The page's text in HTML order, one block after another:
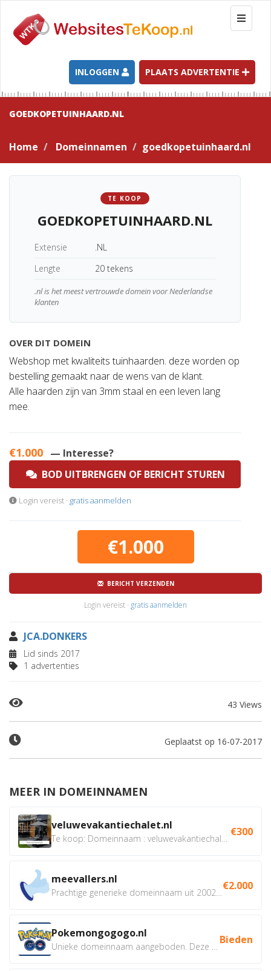
T
o
g
l
e
n
g
a
t
INLOGGEN PLAATS ADVERTENTIE
GOEDKOPETUINHAARD.NL
Home Domeinnamen goedkopetuinhaard.nl
TE KOOP
GOEDKOPETUINHAARD.NL
Extensie
.NL
Lengte
20 tekens
.nl is het meest vertrouwde domein voor Nederlandse
klanten
OVER DIT DOMEIN
Webshop met kwaliteits tuinhaarden. deze worden op
bestelling gemaakt naar de wens van de klant.
Alle haarden zijn van 3mm staal en een leven lang
mee.
€1.000 — Interesse?
BOD UITBRENGEN OF BERICHT STUREN
Login vereist · gratis aanmelden
€1.000
BERICHT VERZENDEN
Login vereist · gratis aanmelden
JCA.DONKERS
Lid sinds 2017
1 advertenties
43 Views
Geplaatst op 16-07-2017
MEER IN DOMEINNAMEN
veluwevakantiechalet.nl €300
meevallers.nl €2.000
Pokemongogogo.nl Bieden